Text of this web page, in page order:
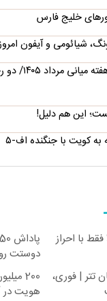
خلیج فارس
و آیفون امروز پنجشنبه
تحلیل قیمت
این هم دلیل!
کویت با جنگنده اف-۵
فقط با احراز
دوستت
😍
آبان تتر | فوری،
200
هویت در